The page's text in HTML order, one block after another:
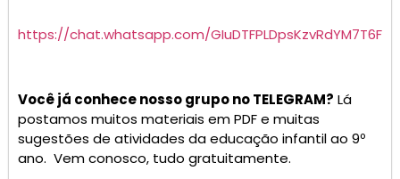
https://chat.whatsapp.com/GIuDTFPLDpsKzvRdYM7T6F
Você já conhece nosso grupo no TELEGRAM? Lá
postamos muitos materiais em PDF e muitas
sugestões de atividades da educação infantil ao 9º
ano. Vem conosco, tudo gratuitamente.